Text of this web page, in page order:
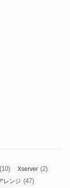
(10) Xserver (2)
レンジ (47)